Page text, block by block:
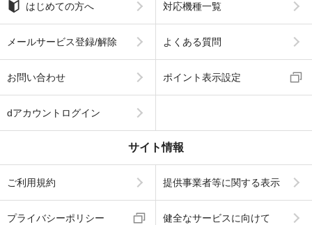
はじめての方へ 対応機種一覧
メールサービス登録/解除 よくある質問
お問い合わせ ポイント表示設定
dアカウントログイン
サイト情報
ご利用規約 提供事業者等に関する表示
プライバシーポリシー 健全なサービスに向けて